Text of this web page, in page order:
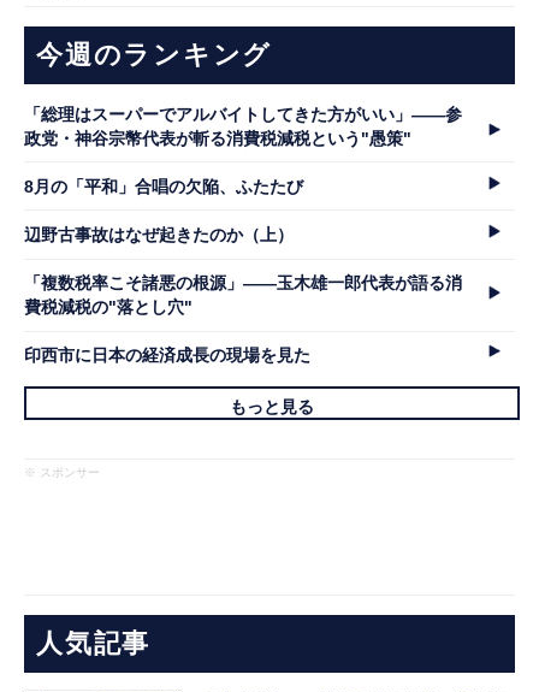
今週のランキング
「総理はスーパーでアルバイトしてきた方がいい」――参
政党・神谷宗幣代表が斬る消費税減税という"愚策"
8月の「平和」合唱の欠陥、ふたたび
辺野古事故はなぜ起きたのか（上）
「複数税率こそ諸悪の根源」――玉木雄一郎代表が語る消
費税減税の"落とし穴"
印西市に日本の経済成長の現場を見た
もっと見る
※ スポンサー
人気記事